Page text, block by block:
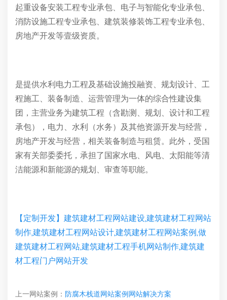
起重设备安装工程专业承包、电子与智能化专业承包、
消防设施工程专业承包、建筑装修装饰工程专业承包、
房地产开发等壹级资质。
是提供水利电力工程及基础设施投融资、规划设计、工
程施工、装备制造、运营管理为一体的综合性建设集
团，主营业务为建筑工程（含勘测、规划、设计和工程
承包），电力、水利（水务）及其他资源开发与经营，
房地产开发与经营，相关装备制造与租赁。此外，受国
家有关部委委托，承担了国家水电、风电、太阳能等清
洁能源和新能源的规划、审查等职能。
【定制开发】建筑建材工程网站建设,建筑建材工程网站
制作,建筑建材工程网站设计,建筑建材工程网站案例,做
建筑建材工程网站,建筑建材工程手机网站制作,建筑建
材工程门户网站开发
上一网站案例： 防腐木栈道网站案例网站解决方案